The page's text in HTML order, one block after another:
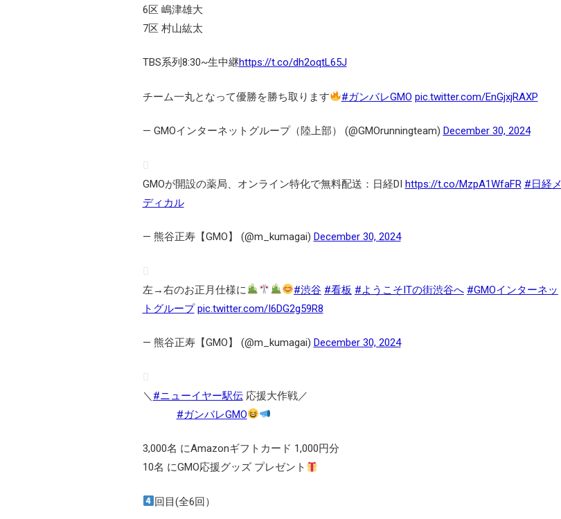
6区 嶋津雄大
7区 村山紘太
TBS系列8:30~生中継https://t.co/dh2oqtL65J
チーム一丸となって優勝を勝ち取ります #ガンバレGMO pic.twitter.com/EnGjxjRAXP
— GMOインターネットグループ（陸上部） (@GMOrunningteam) December 30, 2024
GMOが開設の薬局、オンライン特化で無料配送：日経DI https://t.co/MzpA1WfaFR #日経メ
ディカル
— 熊谷正寿【GMO】 (@m_kumagai) December 30, 2024
左→右のお正月仕様に #渋谷 #看板 #ようこそITの街渋谷へ #GMOインターネッ
トグループ pic.twitter.com/I6DG2g59R8
— 熊谷正寿【GMO】 (@m_kumagai) December 30, 2024
＼ #ニューイヤー駅伝応援大作戦／
#ガンバレGMO
3,000名 にAmazonギフトカード 1,000円分
10名 にGMO応援グッズ プレゼント
回目(全6回）